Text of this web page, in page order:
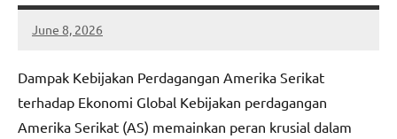
June 8, 2026
adminbuc
Dampak Kebijakan Perdagangan Amerika Serikat
terhadap Ekonomi Global Kebijakan perdagangan
Amerika Serikat (AS) memainkan peran krusial dalam